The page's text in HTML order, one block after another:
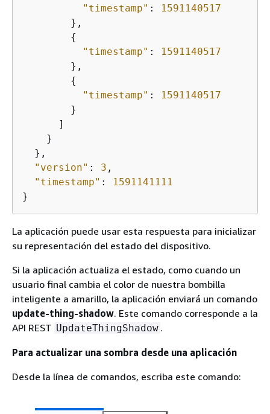
"timestamp" :
1591140517
        },
{
"timestamp" :
1591140517
        },
{
"timestamp" :
1591140517
        }
      ]
    }
  },
"version" : 3 ,
"timestamp" :
1591141111
}
La aplicación puede usar esta respuesta para inicializar
su representación del estado del dispositivo.
Si la aplicación actualiza el estado, como cuando un
usuario final cambia el color de nuestra bombilla
inteligente a amarillo, la aplicación enviará un comando
update-thing-shadow. Este comando corresponde a la
API REST UpdateThingShadow .
Para actualizar una sombra desde una aplicación
Desde la línea de comandos, escriba este comando: